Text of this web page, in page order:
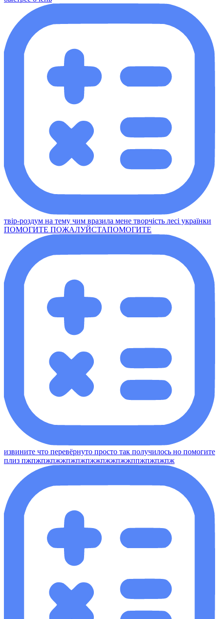
твір-роздум на тему чим вразила мене творчість лесі українки
ПОМОГИТЕ ПОЖАЛУЙСТАПОМОГИТЕ​
извините что перевёрнуто просто так получилось но помогите
плиз пжпжпжпжжпжпжпжжпжжпжжппжпжпжпж​